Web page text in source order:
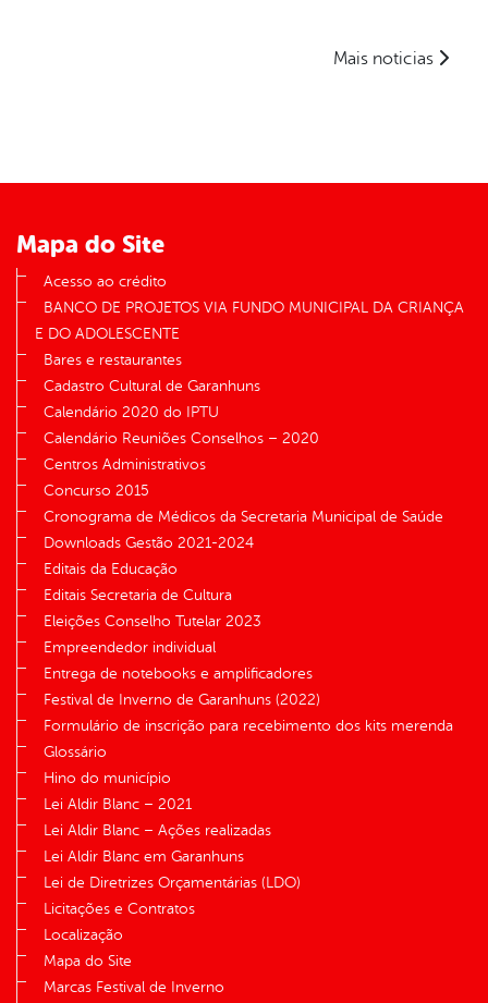
Mais noticias
Mapa do Site
Acesso ao crédito
BANCO DE PROJETOS VIA FUNDO MUNICIPAL DA CRIANÇA
E DO ADOLESCENTE
Bares e restaurantes
Cadastro Cultural de Garanhuns
Calendário 2020 do IPTU
Calendário Reuniões Conselhos – 2020
Centros Administrativos
Concurso 2015
Cronograma de Médicos da Secretaria Municipal de Saúde
Downloads Gestão 2021-2024
Editais da Educação
Editais Secretaria de Cultura
Eleições Conselho Tutelar 2023
Empreendedor individual
Entrega de notebooks e amplificadores
Festival de Inverno de Garanhuns (2022)
Formulário de inscrição para recebimento dos kits merenda
Glossário
Hino do município
Lei Aldir Blanc – 2021
Lei Aldir Blanc – Ações realizadas
Lei Aldir Blanc em Garanhuns
Lei de Diretrizes Orçamentárias (LDO)
Licitações e Contratos
Localização
Mapa do Site
Marcas Festival de Inverno